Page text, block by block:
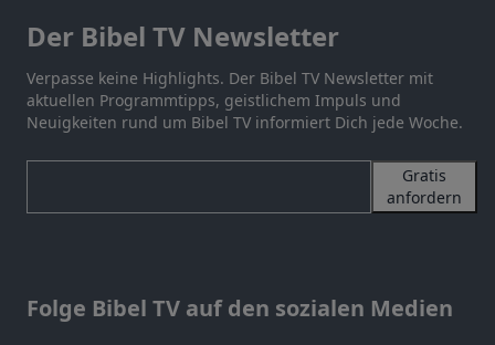
Der Bibel TV Newsletter
Verpasse keine Highlights. Der Bibel TV Newsletter mit
aktuellen Programmtipps, geistlichem Impuls und
Neuigkeiten rund um Bibel TV informiert Dich jede Woche.
Gratis
anfordern
Folge Bibel TV auf den sozialen Medien